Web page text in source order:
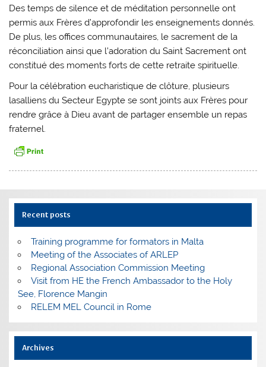
Des temps de silence et de méditation personnelle ont
permis aux Frères d’approfondir les enseignements donnés.
De plus, les offices communautaires, le sacrement de la
réconciliation ainsi que l’adoration du Saint Sacrement ont
constitué des moments forts de cette retraite spirituelle.
Pour la célébration eucharistique de clôture, plusieurs
lasalliens du Secteur Egypte se sont joints aux Frères pour
rendre grâce à Dieu avant de partager ensemble un repas
fraternel.
Recent posts
Training programme for formators in Malta
Meeting of the Associates of ARLEP
Regional Association Commission Meeting
Visit from HE the French Ambassador to the Holy
See, Florence Mangin
RELEM MEL Council in Rome
Archives